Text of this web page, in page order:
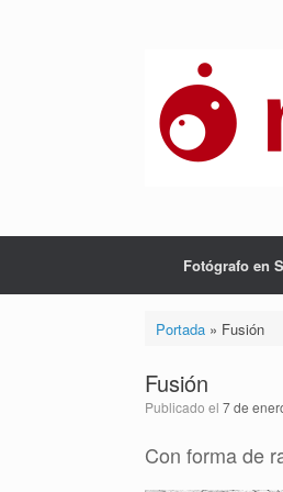
Fotógrafo en
Portada» Fusión
Fusión
Publicado el 7 de
Con forma de